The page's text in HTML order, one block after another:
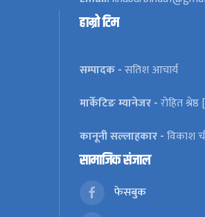
हाम्रो टिम
सम्पादक -सतिश आचार्य
मार्केटिङ म्यानेजर -रोहित
कानूनी सल्लाहकार -विकाश
सामाजिक संजाल
फेसबुक